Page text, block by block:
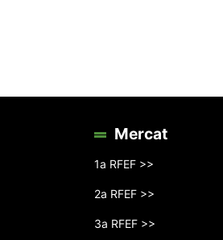
Mercat
1a RFEF >>
2a RFEF >>
3a RFEF >>